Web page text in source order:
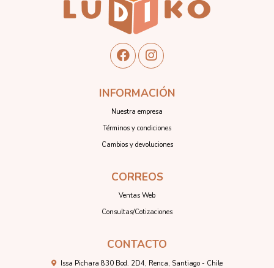
INFORMACIÓN
Nuestra empresa
Términos y condiciones
Cambios y devoluciones
CORREOS
Ventas Web
Consultas/Cotizaciones
CONTACTO
Issa Pichara 830 Bod. 2D4, Renca, Santiago - Chile